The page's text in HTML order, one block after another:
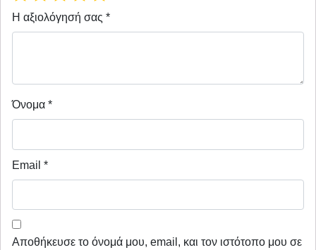
Η αξιολόγησή σας *
Όνομα *
Email *
Αποθήκευσε το όνομά μου, email, και τον ιστότοπο μου σε